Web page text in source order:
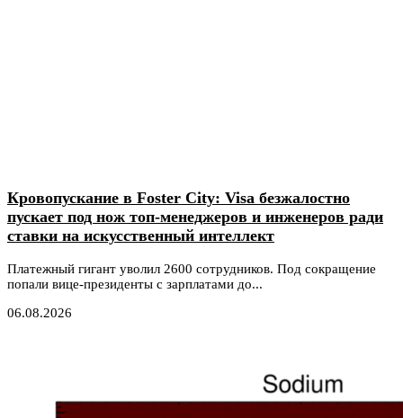
Кровопускание в Foster City: Visa безжалостно
пускает под нож топ-менеджеров и инженеров ради
ставки на искусственный интеллект
Платежный гигант уволил 2600 сотрудников. Под сокращение
попали вице-президенты с зарплатами до...
06.08.2026